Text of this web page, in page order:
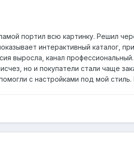
портил всю картинку. Решил
интерактивный каталог,
выросла, канал
но и покупатели стали чаще
с настройками под мой стиль.